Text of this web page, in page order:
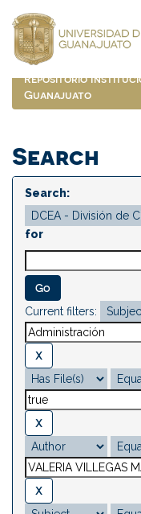
navigation
Repositorio
Guanajuato
Search
Search:
for
Current filters: